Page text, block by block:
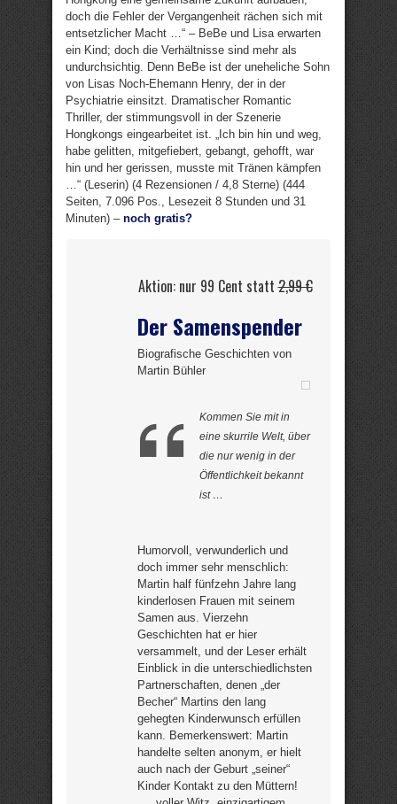
doch die Fehler der Vergangenheit rächen sich mit
entsetzlicher Macht …“ – BeBe und Lisa erwarten
ein Kind; doch die Verhältnisse sind mehr als
undurchsichtig. Denn BeBe ist der uneheliche Sohn
von Lisas Noch-Ehemann Henry, der in der
Psychiatrie einsitzt. Dramatischer Romantic
Thriller, der stimmungsvoll in der Szenerie
Hongkongs eingearbeitet ist. „Ich bin hin und weg,
habe gelitten, mitgefiebert, gebangt, gehofft, war
hin und her gerissen, musste mit Tränen kämpfen
…“ (Leserin) (4 Rezensionen / 4,8 Sterne) (444
Seiten, 7.096 Pos., Lesezeit 8 Stunden und 31
Minuten) – noch gratis?
Aktion: nur 99 Cent statt2,99 €
Der Samenspender
Biografische Geschichten von
Martin Bühler
Kommen Sie mit in
eine skurrile Welt, über
die nur wenig in der
Öffentlichkeit bekannt
ist …
Humorvoll, verwunderlich und
doch immer sehr menschlich:
Martin half fünfzehn Jahre lang
kinderlosen Frauen mit seinem
Samen aus. Vierzehn
Geschichten hat er hier
versammelt, und der Leser erhält
Einblick in die unterschiedlichsten
Partnerschaften, denen „der
Becher“ Martins den lang
gehegten Kinderwunsch erfüllen
kann. Bemerkenswert: Martin
handelte selten anonym, er hielt
auch nach der Geburt „seiner“
Kinder Kontakt zu den Müttern!